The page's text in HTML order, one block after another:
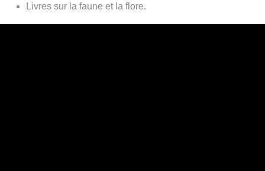
Livres sur la faune et la flore.